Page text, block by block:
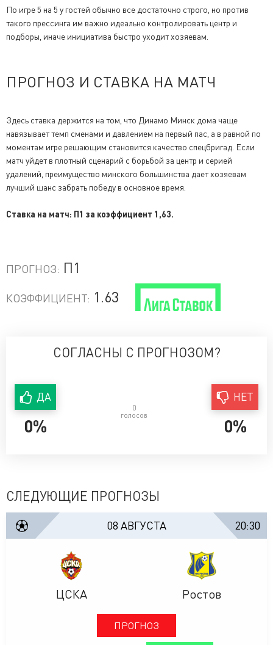
По игре 5 на 5 у гостей обычно все достаточно строго, но против
такого прессинга им важно идеально контролировать центр и
подборы, иначе инициатива быстро уходит хозяевам.
ПРОГНОЗ И СТАВКА НА МАТЧ
Здесь ставка держится на том, что Динамо Минск дома чаще
навязывает темп сменами и давлением на первый пас, а в равной по
моментам игре решающим становится качество спецбригад. Если
матч уйдет в плотный сценарий с борьбой за центр и серией
удалений, преимущество минского большинства дает хозяевам
лучший шанс забрать победу в основное время.
Ставка на матч: П1 за коэффициент 1,63.
ПРОГНОЗ: П1
КОЭФФИЦИЕНТ: 1.63
СОГЛАСНЫ С ПРОГНОЗОМ?
ДА
0%
0
голосов
0%
НЕТ
СЛЕДУЮЩИЕ ПРОГНОЗЫ
08 АВГУСТА 20:30
ЦСКА
ПРОГНОЗ
Ростов